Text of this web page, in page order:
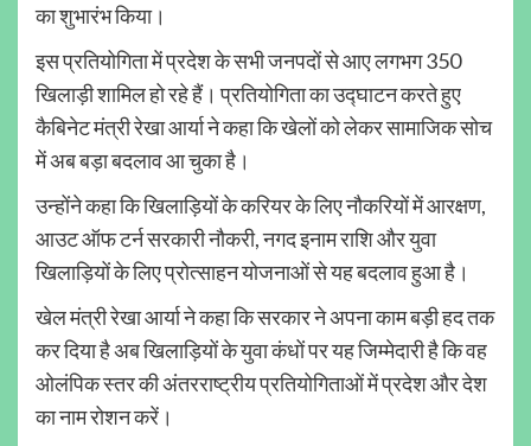
का शुभारंभ किया।
इस प्रतियोगिता में प्रदेश के सभी जनपदों से आए लगभग 350
खिलाड़ी शामिल हो रहे हैं। प्रतियोगिता का उद्घाटन करते हुए
कैबिनेट मंत्री रेखा आर्या ने कहा कि खेलों को लेकर सामाजिक सोच
में अब बड़ा बदलाव आ चुका है।
उन्होंने कहा कि खिलाड़ियों के करियर के लिए नौकरियों में आरक्षण,
आउट ऑफ टर्न सरकारी नौकरी, नगद इनाम राशि और युवा
खिलाड़ियों के लिए प्रोत्साहन योजनाओं से यह बदलाव हुआ है।
खेल मंत्री रेखा आर्या ने कहा कि सरकार ने अपना काम बड़ी हद तक
कर दिया है अब खिलाड़ियों के युवा कंधों पर यह जिम्मेदारी है कि वह
ओलंपिक स्तर की अंतरराष्ट्रीय प्रतियोगिताओं में प्रदेश और देश
का नाम रोशन करें।